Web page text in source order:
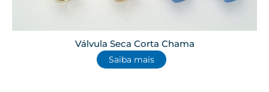
Válvula Seca Corta Chama
Saiba mais